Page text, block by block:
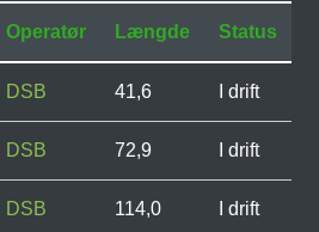
Operatør Længde Status
DSB 41,6 I drift
DSB 72,9 I drift
DSB 114,0 I drift